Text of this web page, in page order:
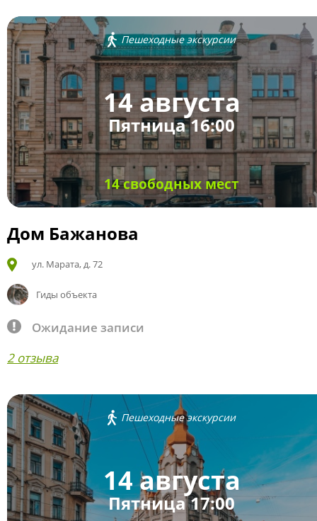
Пешеходные экскурсии
14 августа
Пятница 16:00
14 свободных мест
Дом Бажанова
ул. Марата, д. 72
Гиды объекта
Ожидание записи
2 отзыва
Пешеходные экскурсии
14 августа
Пятница 17:00